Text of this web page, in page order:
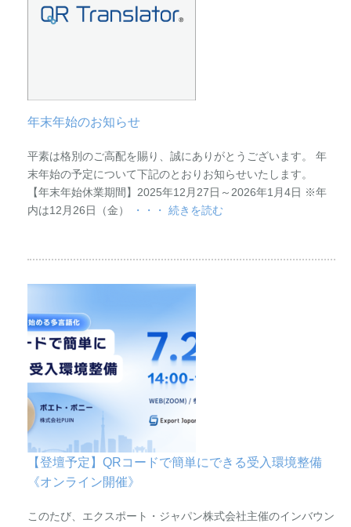
年末年始のお知らせ
平素は格別のご高配を賜り、誠にありがとうございます。 年
末年始の予定について下記のとおりお知らせいたします。
【年末年始休業期間】2025年12月27日～2026年1月4日 ※年
内は12月26日（金）
・・・ 続きを読む
【登壇予定】QRコードで簡単にできる受入環境整備
《オンライン開催》
このたび、エクスポート・ジャパン株式会社主催のインバウン